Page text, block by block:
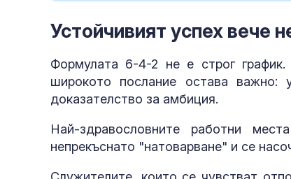
Устойчивият успех вече
Формулата 6-4-2 не е строг
широкото послание остава важно:
доказателство за амбиция.
Най-здравословните работни
непрекъснато "натоварване" и се